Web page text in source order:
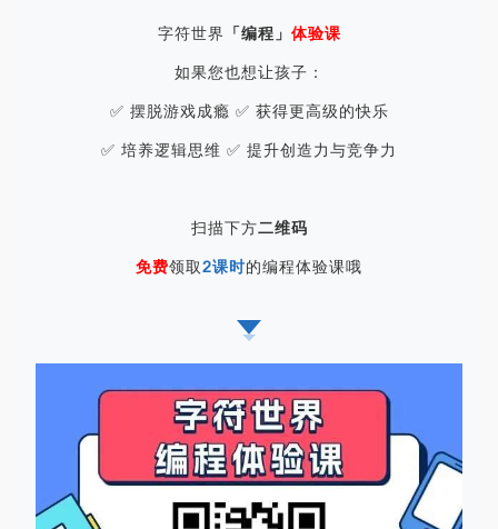
字符世界 「编程」 体验课
如果您也想让孩子：
✅ 摆脱游戏成瘾 ✅ 获得更高级的快乐
✅ 培养逻辑思维 ✅ 提升创造力与竞争力
扫描下方二维码
免费领取2课时的编程体验课哦